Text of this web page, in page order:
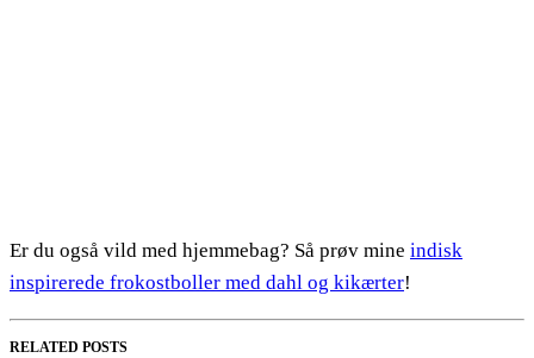
Er du også vild med hjemmebag? Så prøv mine indisk
inspirerede frokostboller med dahl og kikærter!
RELATED POSTS